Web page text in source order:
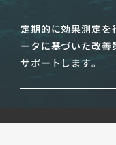
定期的に効果測定
ータに基づいた改善
サポートします。